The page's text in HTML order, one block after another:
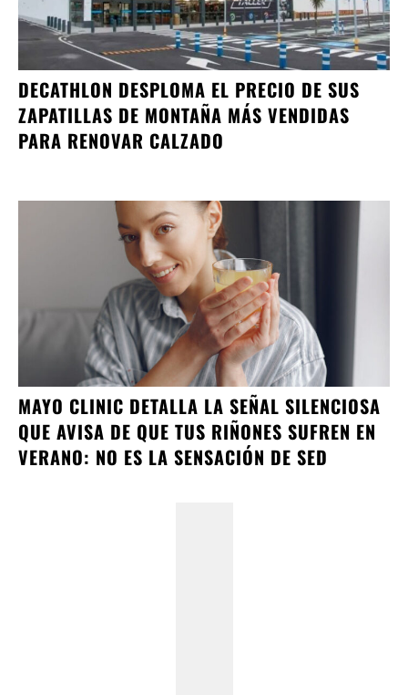
DECATHLON DESPLOMA EL PRECIO DE SUS
ZAPATILLAS DE MONTAÑA MÁS VENDIDAS
PARA RENOVAR CALZADO
MAYO CLINIC DETALLA LA SEÑAL SILENCIOSA
QUE AVISA DE QUE TUS RIÑONES SUFREN EN
VERANO: NO ES LA SENSACIÓN DE SED